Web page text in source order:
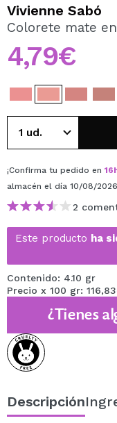
Al crear una cuenta
tus compras
pedidos y consultar
Vivienne Sabó
Colorete mate
4,79€
¡Confirma tu pedido en 16
almacén el día 10/08/2026
2
Este producto ha
Contenido: 4.10 gr
Precio x 100 gr:
¿Tienes
Descripción